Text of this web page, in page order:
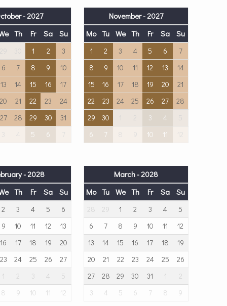
- 2027
Th Fr Sa Su
1 2
3
6 7 8 9
10
13 14 15 16
17
20 21 22 23
24
27 28 29 30
31
4 5 6
November - 2027
Mo Tu We Th Fr Sa Su
1 2 3 4 5 6
7
8
9 10 11 12 13
14
15
16 17 18 19 20
21
22
23 24 25 26 27
28
29
30 1 3 4
6
7 8 10 11 12
- 2028
Th Fr Sa Su
2 3 4 5
6
9 10 11 12
13
16 17 18 19
20
23 24 25 26
27
1 2 3 4
5
8 9 10 11 12
March - 2028
Mo Tu We Th Fr Sa Su
28 29 1 2 3 4
5
6
7 8 9 10 11
12
13
14 15 16 17 18
19
20
21 22 23 24 25
26
27
28 29 30 31 1
2
3
4 5 6 7 8 9